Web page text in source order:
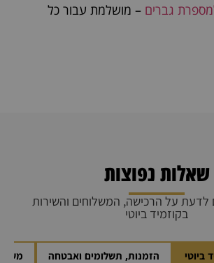
גברים – מושלמת עבור כל
שאלות נפוצות
על הרכישה, המשלוחים והשירות
בקוזמיד ביוטי
ביוטי הזמנות, תשלומים ואבטחה